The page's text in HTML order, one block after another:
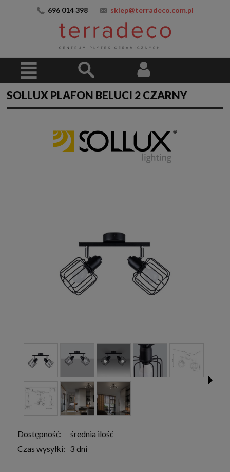
696 014 398 sklep@terradeco.com.pl
SOLLUX PLAFON BELUCI 2 CZARNY
Dostępność:
średnia ilość
Czas wysyłki: 3 dni